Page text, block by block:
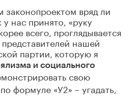
законопроектом вряд ли
у нас принято, «руку
всего, проглядывается
нашей
партии, которую я
и социального
свою
формуле «У2» – угадать,